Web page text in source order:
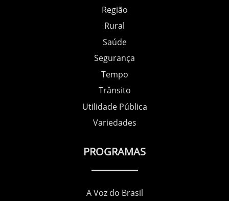
Região
Rural
Saúde
Segurança
Tempo
Trânsito
Utilidade Pública
Variedades
PROGRAMAS
A Voz do Brasil